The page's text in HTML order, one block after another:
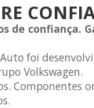
de confiança.
foi
Volkswagen.